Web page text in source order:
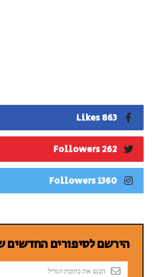
863 Likes
262 Followers
1360 Followers